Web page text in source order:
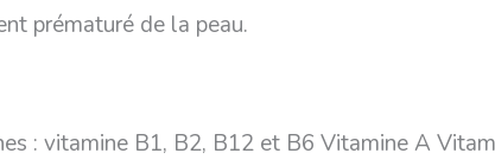
prématuré de la peau.
: vitamine B1, B2, B12 et B6 Vitamine A